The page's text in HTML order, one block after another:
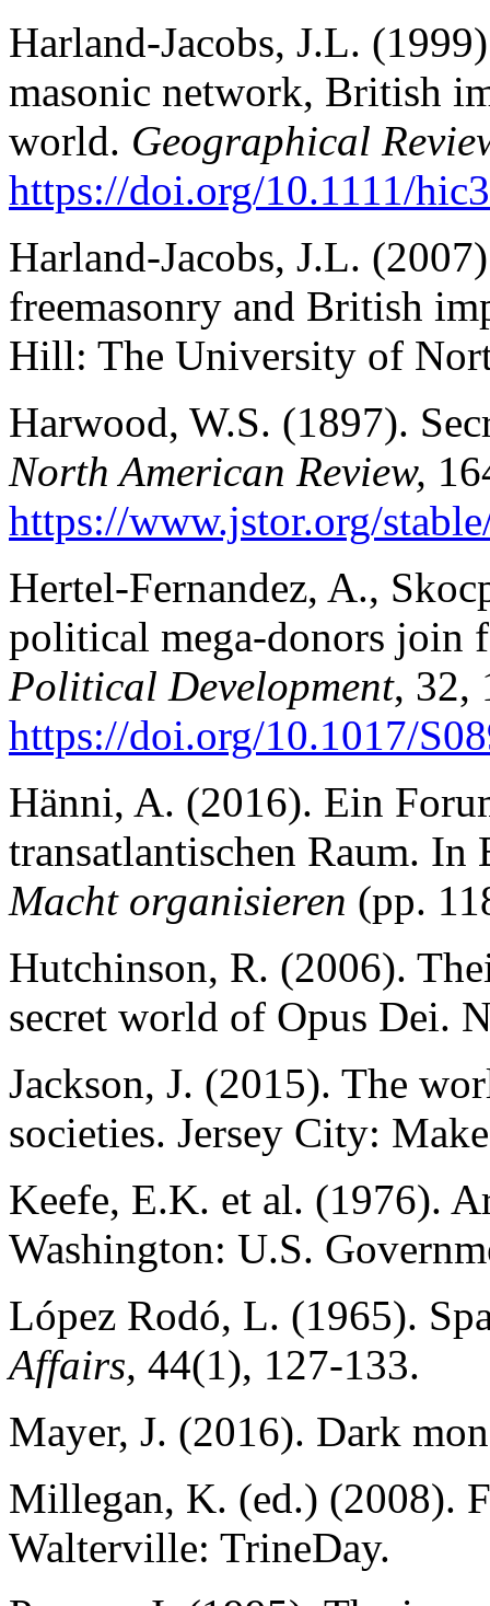
Harland-Jacobs, J.L.
masonic network, British
world. Geographical
https://doi.org/10.1111/
Harland-Jacobs, J.L.
freemasonry and British
Hill: The University of
Harwood, W.S. (1897).
North American Review,
https://www.jstor.org/
Hertel-Fernandez, A.,
political mega-donors join
Political Development, 32,
https://doi.org/10.1017/
Hänni, A. (2016). Ein
transatlantischen Raum.
Macht organisieren (pp.
Hutchinson, R. (2006).
secret world of Opus Dei.
Jackson, J. (2015). The
societies. Jersey City:
Keefe, E.K. et al. (1976).
Washington: U.S.
López Rodó, L. (1965).
Affairs, 44(1), 127-133.
Mayer, J. (2016). Dark
Millegan, K. (ed.) (2008).
Walterville: TrineDay.